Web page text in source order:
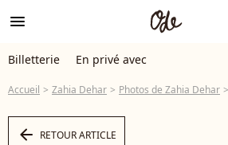
menu
Billetterie En privé avec
Accueil Zahia Dehar Photos de Zahia Dehar
arrow_left RETOUR ARTICLE